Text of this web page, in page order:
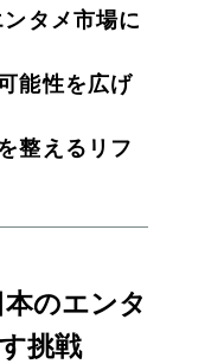
タメ市場に
能性を広げ
整えるリフ
のエンタ
挑戦